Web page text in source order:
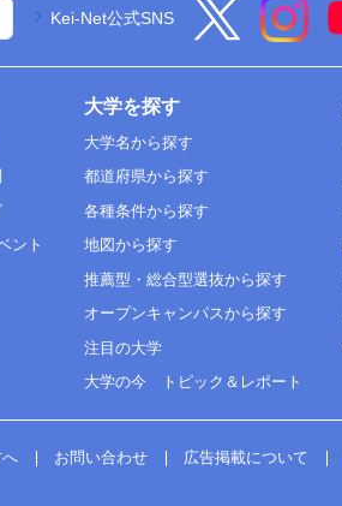
Kei-Net公式SNS
ント
大学を探す
大学名から探す
都道府県から探す
各種条件から探す
地図から探す
推薦型・総合型選抜から探す
オープンキャンパスから探す
注目の大学
大学の今 トピック＆レポート
お問い合わせ 広告掲載について